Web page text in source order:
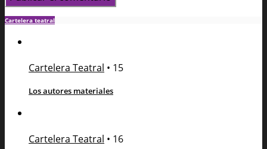
Cartelera teatral
Cartelera Teatral • 15
Los autores materiales
Cartelera Teatral • 16